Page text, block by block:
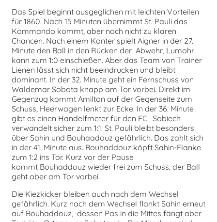
Das Spiel beginnt ausgeglichen mit leichten Vorteilen
für 1860. Nach 15 Minuten übernimmt St. Pauli das
Kommando kommt, aber noch nicht zu klaren
Chancen. Nach einem Konter spielt Aigner in der 27.
Minute den Ball in den Rücken der Abwehr, Lumohr
kann zum 1:0 einschießen. Aber das Team von Trainer
Lienen lässt sich nicht beeindrucken und bleibt
dominant. In der 32. Minute geht ein Fernschuss von
Waldemar Sobota knapp am Tor vorbei. Direkt im
Gegenzug kommt Amilton auf der Gegenseite zum
Schuss, Heerwagen lenkt zur Ecke. In der 36. Minute
gibt es einen Handelfmeter für den FC. Sobiech
verwandelt sicher zum 1:1. St. Pauli bleibt besonders
über Sahin und Bouhaadouz gefährlich. Das zahlt sich
in der 41. Minute aus. Bouhaddouz köpft Sahin-Flanke
zum 1:2 ins Tor. Kurz vor der Pause
kommt Bouhaddouz wieder frei zum Schuss, der Ball
geht aber am Tor vorbei.
Die Kiezkicker bleiben auch nach dem Wechsel
gefährlich. Kurz nach dem Wechsel flankt Sahin erneut
auf Bouhaddouz, dessen Pas in die Mittes fängt aber